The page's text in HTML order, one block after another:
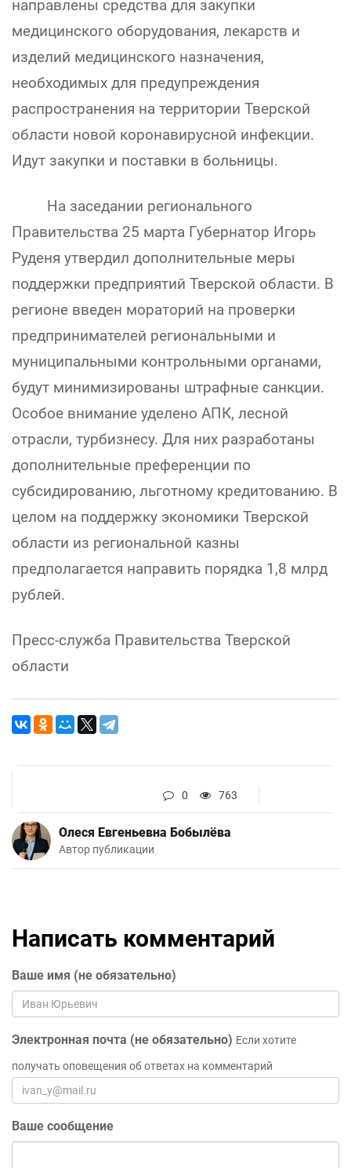
направлены средства для закупки
медицинского оборудования, лекарств и
изделий медицинского назначения,
необходимых для предупреждения
распространения на территории Тверской
области новой коронавирусной инфекции.
Идут закупки и поставки в больницы.
На заседании регионального
Правительства 25 марта Губернатор Игорь
Руденя утвердил дополнительные меры
поддержки предприятий Тверской области. В
регионе введен мораторий на проверки
предпринимателей региональными и
муниципальными контрольными органами,
будут минимизированы штрафные санкции.
Особое внимание уделено АПК, лесной
отрасли, турбизнесу. Для них разработаны
дополнительные преференции по
субсидированию, льготному кредитованию. В
целом на поддержку экономики Тверской
области из региональной казны
предполагается направить порядка 1,8 млрд
рублей.
Пресс-служба Правительства Тверской
области
0 763
Олеся Евгеньевна Бобылёва
Автор публикации
Написать комментарий
Ваше имя (не обязательно)
Электронная почта (не обязательно) Если хотите
получать оповещения об ответах на комментарий
Ваше сообщение